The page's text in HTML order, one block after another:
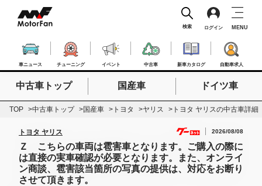
車ニュース チューニング イベント 中古車 新車カタログ 自動車求人
検索 ログイン MENU
検索したいキーワードを入力
検索
中古車トップ 国産車 ドイツ車
TOP 中古車トップ 国産車 トヨタ ヤリス トヨタ ヤリスの中古車詳細
トヨタ ヤリス 2026/08/08
Ｚ こちらの車両は雹害車となります。ご購入の際に
は直接の実車確認が必要となります。また、オンライ
ン商談、雹害該当箇所の写真の提供は、対応をお断り
させて頂きます。